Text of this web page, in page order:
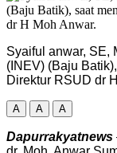
Syaiful anwar, SE,
(INEV) (Baju
Direktur RSUD dr
A A A
Dapurrakyatnews